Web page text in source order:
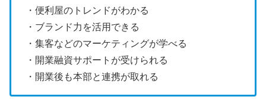
・便利屋のトレンドがわかる
・ブランド力を活用できる
・集客などのマーケティングが学べる
・開業融資サポートが受けられる
・開業後も本部と連携が取れる